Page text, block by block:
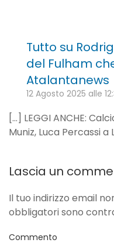
Tutto su
del Fulham
Atalantanews
12 Agosto 2025 alle
[…] LEGGI ANCHE:
Muniz, Luca Percassi a
Lascia un
Il tuo indirizzo email
obbligatori sono
Commento